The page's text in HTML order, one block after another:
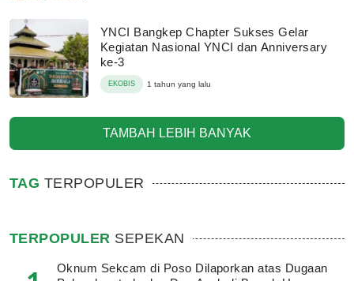
YNCI Bangkep Chapter Sukses Gelar
Kegiatan Nasional YNCI dan Anniversary
ke-3
EKOBIS 1 tahun yang lalu
TAMBAH LEBIH BANYAK
TAG TERPOPULER
TERPOPULER SEPEKAN
Oknum Sekcam di Poso Dilaporkan atas Dugaan